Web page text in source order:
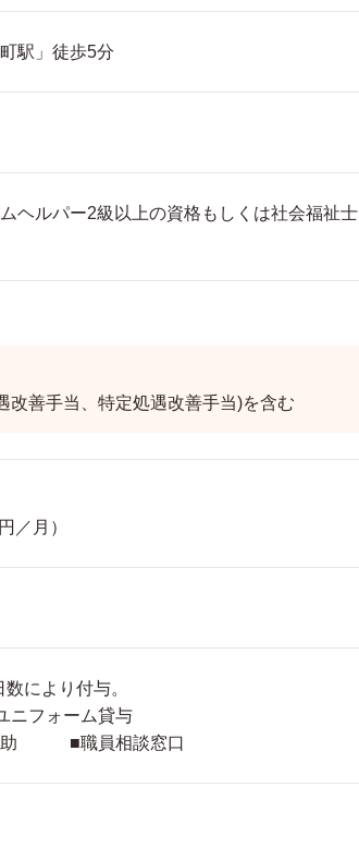
駅」徒歩5分
ヘルパー2級以上の資格もしくは社会福祉士
善手当、特定処遇改善手当)を含む
／月）
により付与。
フォーム貸与
補助 ■職員相談窓口